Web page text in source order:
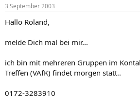
3 September 2003
Hallo Roland,
melde Dich mal bei mir...
ich bin mit mehreren Gruppen im
Treffen (VAfK) findet morgen statt..
0172-3283910